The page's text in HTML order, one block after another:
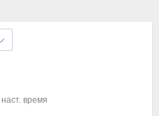
наст. время